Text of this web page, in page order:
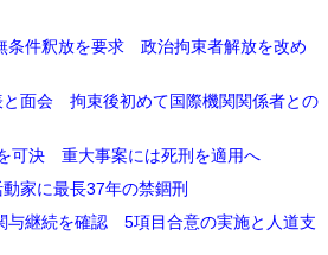
条件釈放を要求 政治拘束者解放を改め
と面会 拘束後初めて国際機関関係者との
を可決 重大事案には死刑を適用へ
動家に最長37年の禁錮刑
与継続を確認 5項目合意の実施と人道支